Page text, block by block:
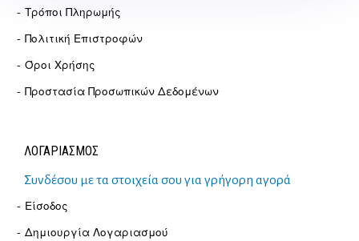
Τρόποι Πληρωμής
Πολιτική Επιστροφών
Όροι Χρήσης
Προστασία Προσωπικών Δεδομένων
ΛΟΓΑΡΙΑΣΜΟΣ
Συνδέσου με τα στοιχεία σου για γρήγορη αγορά
Είσοδος
Δημιουργία Λογαριασμού